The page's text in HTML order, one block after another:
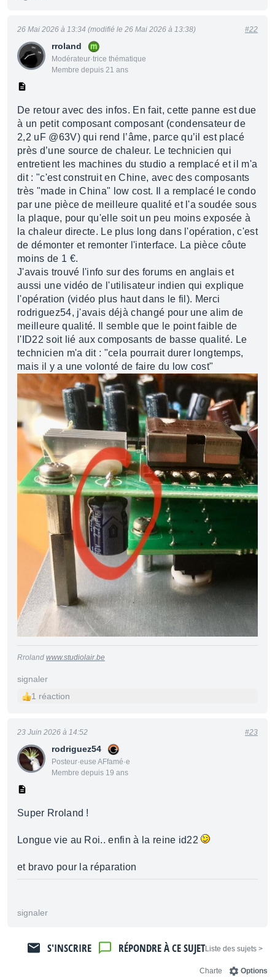
rroland
Modérateur·trice thématique
Membre depuis 21 ans
26 Mai 2026 à 13:34 (modifié le 26 Mai 2026 à 13:38) #22
De retour avec des infos. En fait, cette panne est due
à un petit composant composant (condensateur de
2,2 uF @63V) qui rend l’âme, parce qu’il est placé
près d’une source de chaleur. Le technicien qui
entretient les machines du studio a remplacé et il m'a
dit : "c'est construit en Chine, avec des composants
très "made in China" low cost. Il a remplacé le condo
par une pièce de meilleure qualité et l'a soudée sous
la plaque, pour qu'elle soit un peu moins exposée à
la chaleur directe. Le plus long dans l'opération, c'est
de démonter et remonter l'interface. La pièce côute
moins de 1 €.
J'avais trouvé l'info sur des forums en anglais et
aussi une vidéo de l'utilisateur indien qui explique
l'opération (vidéo plus haut dans le fil). Merci
rodriguez54, j'avais déjà changé pour une alim de
meilleure qualité. Il semble que le point faible de
l'ID22 soit lié aux composants de basse qualité. Le
technicien m'a dit : "cela pourrait durer longtemps,
mais il y a une volonté de faire du low cost"
Rroland www.studiolair.be
signaler
1 réaction
rodriguez54
Posteur·euse AFfamé·e
Membre depuis 19 ans
23 Juin 2026 à 14:52 #23
Super Rroland !
Longue vie au Roi.. enfin à la reine id22
et bravo pour la réparation
signaler
< Liste des sujets
RÉPONDRE À CE SUJET
S'INSCRIRE
Options
Charte